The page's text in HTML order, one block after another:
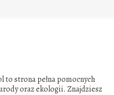
strona pełna pomocnych
oraz ekologii. Znajdziesz